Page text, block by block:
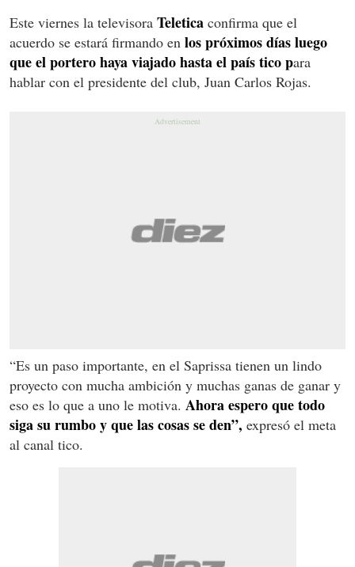
Este viernes la televisora Teletica confirma que el
acuerdo se estará firmando en los próximos días luego
que el portero haya viajado hasta el país tico para
hablar con el presidente del club, Juan Carlos Rojas.
“Es un paso importante, en el Saprissa tienen un lindo
proyecto con mucha ambición y muchas ganas de ganar y
eso es lo que a uno le motiva. Ahora espero que todo
siga su rumbo y que las cosas se den”, expresó el meta
al canal tico.